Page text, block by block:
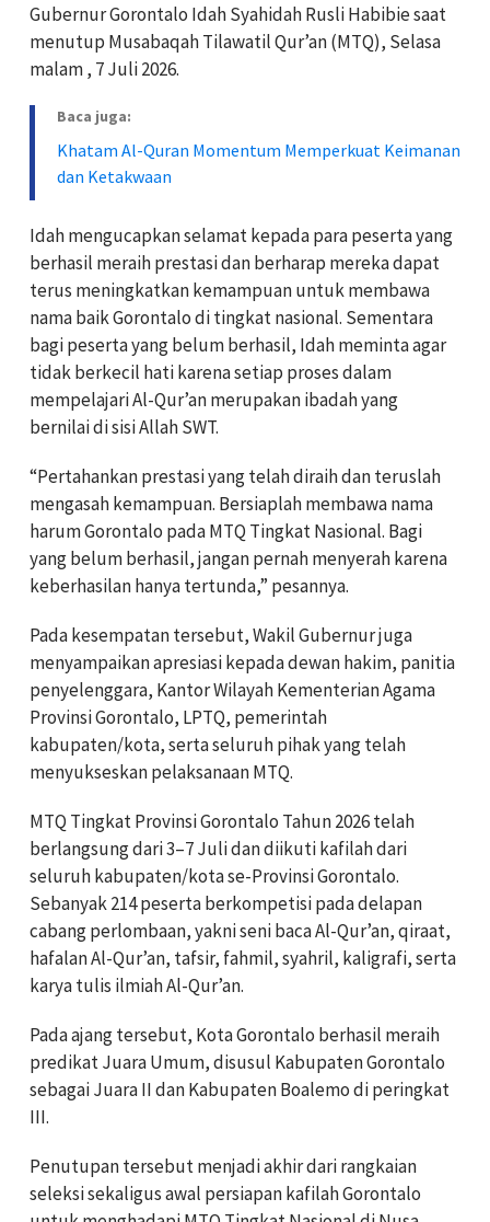
Gubernur Gorontalo Idah Syahidah Rusli Habibie saat
menutup Musabaqah Tilawatil Qur’an (MTQ), Selasa
malam , 7 Juli 2026.
Baca juga:
Khatam Al-Quran Momentum Memperkuat Keimanan
dan Ketakwaan
Idah mengucapkan selamat kepada para peserta yang
berhasil meraih prestasi dan berharap mereka dapat
terus meningkatkan kemampuan untuk membawa
nama baik Gorontalo di tingkat nasional. Sementara
bagi peserta yang belum berhasil, Idah meminta agar
tidak berkecil hati karena setiap proses dalam
mempelajari Al-Qur’an merupakan ibadah yang
bernilai di sisi Allah SWT.
“Pertahankan prestasi yang telah diraih dan teruslah
mengasah kemampuan. Bersiaplah membawa nama
harum Gorontalo pada MTQ Tingkat Nasional. Bagi
yang belum berhasil, jangan pernah menyerah karena
keberhasilan hanya tertunda,” pesannya.
Pada kesempatan tersebut, Wakil Gubernur juga
menyampaikan apresiasi kepada dewan hakim, panitia
penyelenggara, Kantor Wilayah Kementerian Agama
Provinsi Gorontalo, LPTQ, pemerintah
kabupaten/kota, serta seluruh pihak yang telah
menyukseskan pelaksanaan MTQ.
MTQ Tingkat Provinsi Gorontalo Tahun 2026 telah
berlangsung dari 3–7 Juli dan diikuti kafilah dari
seluruh kabupaten/kota se-Provinsi Gorontalo.
Sebanyak 214 peserta berkompetisi pada delapan
cabang perlombaan, yakni seni baca Al-Qur’an, qiraat,
hafalan Al-Qur’an, tafsir, fahmil, syahril, kaligrafi, serta
karya tulis ilmiah Al-Qur’an.
Pada ajang tersebut, Kota Gorontalo berhasil meraih
predikat Juara Umum, disusul Kabupaten Gorontalo
sebagai Juara II dan Kabupaten Boalemo di peringkat
III.
Penutupan tersebut menjadi akhir dari rangkaian
seleksi sekaligus awal persiapan kafilah Gorontalo